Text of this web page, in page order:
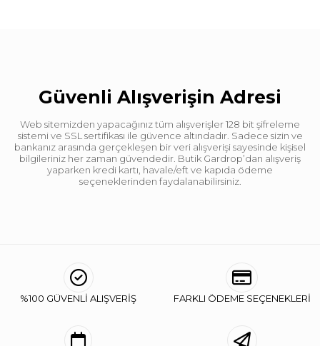
Güvenli Alışverişin Adresi
Web sitemizden yapacağınız tüm alışverişler 128 bit şifreleme
sistemi ve SSL sertifikası ile güvence altındadır. Sadece sizin ve
bankanız arasında gerçekleşen bir veri alışverişi sayesinde kişisel
bilgileriniz her zaman güvendedir. Butik Gardrop’dan alışveriş
yaparken kredi kartı, havale/eft ve kapıda ödeme
seçeneklerinden faydalanabilirsiniz.
%100 GÜVENLİ ALIŞVERİŞ FARKLI ÖDEME SEÇENEKLERİ